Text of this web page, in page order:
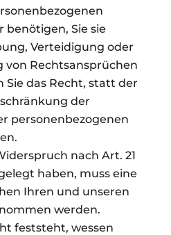
Sie sie
Verteidigung oder
von Rechtsansprüchen
Sie das Recht, statt der
der
personenbezogenen
nach Art. 21
haben, muss eine
Ihren und unseren
werden.
feststeht, wessen